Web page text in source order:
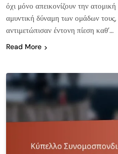
όχι μόνο απεικονίζουν την
αμυντική δύναμη των ομάδων
αντιμετώπισαν έντονη πίεση καθ’…
Read More